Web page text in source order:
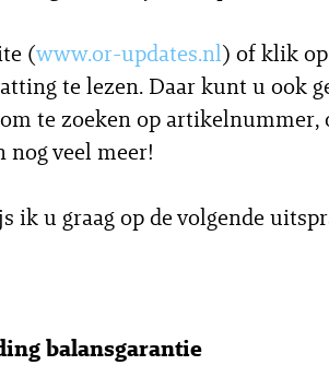
(www.or-updates.nl) of klik
te lezen. Daar kunt u ook
te zoeken op artikelnummer,
nog veel meer!
ik u graag op de volgende
balansgarantie